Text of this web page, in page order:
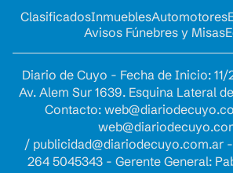
ClasificadosInmueblesAutomotores
Avisos Fúnebres y Misas
Diario de Cuyo - Fecha de Inicio:
Av. Alem Sur 1639. Esquina Lateral
Contacto:
/ publicidad@diariodecuyo.com.ar-
264 5045343 - Gerente General: